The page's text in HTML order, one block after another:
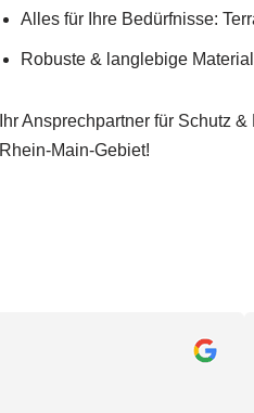
Alles für Ihre Bedürfnisse:
Robuste & langlebige
Ihr Ansprechpartner für Schutz
Rhein-Main-Gebiet!